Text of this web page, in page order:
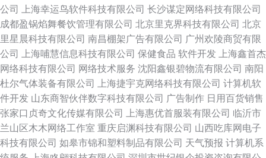
公司
上海幸运鸟软件科技有限公司 长沙谋定网络科技有限公司
成都盈锅焰舞餐饮管理有限公司 北京里克界科技有限公司 北京
里星晨科技有限公司 南昌棚架广告有限公司 广州欢陵商贸有限
公司
上海哺慧信息科技有限公司 保健食品 软件开发
上海鑫首杰
网络科技有限公司 网络技术服务 沈阳鑫银碧物流有限公司 南阳
杜尔气体装备有限公司
上海捷宇克网络科技有限公司 计算机软
件开发 山东商智伙伴数字科技有限公司 广告制作 日用百货销售
张家口贞奇文化传媒有限公司
上海惠优首服装有限公司 临沂市
兰山区木木网络工作室 重庆启渊科技有限公司 山西吃库网电子
科技有限公司 如皋市锦和塑料制品有限公司 天气预报 计算机系